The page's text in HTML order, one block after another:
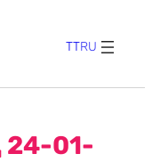
TTRU
01-